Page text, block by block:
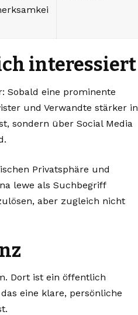
interessiert
Sobald eine prominente
und Verwandte stärker in
sondern über Social Media
Privatsphäre und
lewe als Suchbegriff
aber zugleich nicht
Dort ist ein öffentlich
eine klare, persönliche